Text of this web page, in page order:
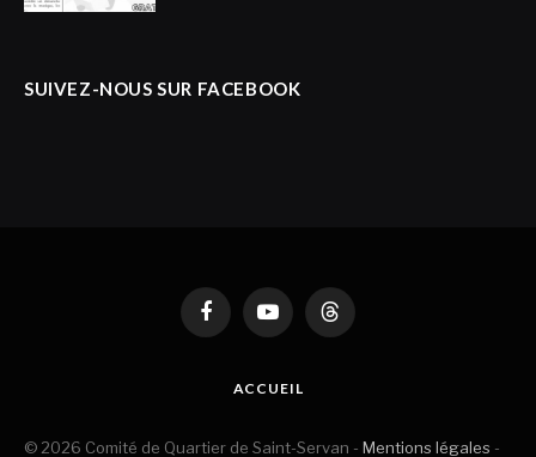
SUIVEZ-NOUS SUR FACEBOOK
FacebookYouTubeThreads
ACCUEIL
© 2026 Comité de Quartier de Saint-Servan - Mentions légales -